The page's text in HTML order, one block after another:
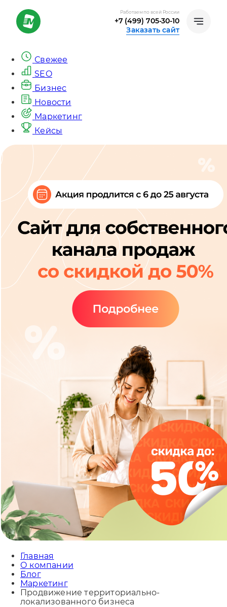
Работаем по всей России
+7 (499) 705-30-10
Заказать сайт
Свежее
SEO
Бизнес
Новости
Маркетинг
Кейсы
Главная
О компании
Блог
Маркетинг
Продвижение территориально-
локализованного бизнеса